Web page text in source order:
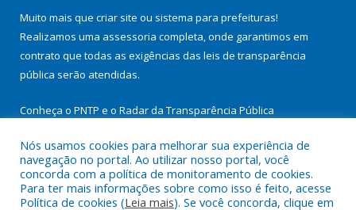
Muito mais que criar site ou sistema para prefeituras!
Realizamos uma assessoria completa, onde garantimos em
contrato que todas as exigências das leis de transparência
pública serão atendidas.
Conheça o PNTP e o Radar da Transparência Pública
Todos os direitos reservados a Prefeitura Municipal de
Nós usamos cookies para melhorar sua experiência de
navegação no portal. Ao utilizar nosso portal, você
concorda com a política de monitoramento de cookies.
Para ter mais informações sobre como isso é feito, acesse
Política de cookies (Leia mais). Se você concorda, clique em